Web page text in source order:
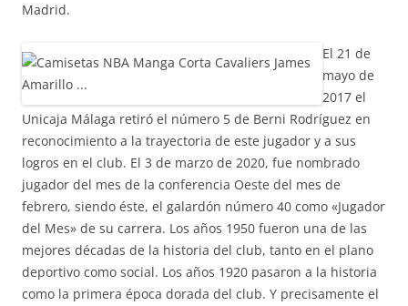
Madrid.
El 21 de
mayo de
2017 el
Unicaja Málaga retiró el número 5 de Berni Rodríguez en
reconocimiento a la trayectoria de este jugador y a sus
logros en el club. El 3 de marzo de 2020, fue nombrado
jugador del mes de la conferencia Oeste del mes de
febrero, siendo éste, el galardón número 40 como «Jugador
del Mes» de su carrera. Los años 1950 fueron una de las
mejores décadas de la historia del club, tanto en el plano
deportivo como social. Los años 1920 pasaron a la historia
como la primera época dorada del club. Y precisamente el